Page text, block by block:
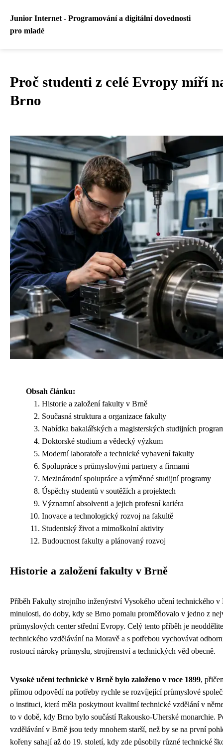
Junior Internet - Programování a digitální dovednosti
pro mladé
Proč studenti z celé Evropy míří
Brno
Obsah článku:
Historie a založení fakulty v Brně
Současná struktura a organizace fakulty
Nabídka bakalářských a magisterských studijních
Doktorské studium a vědecký výzkum
Moderní laboratoře a technické vybavení fakulty
Spolupráce s průmyslovými partnery a firmami
Mezinárodní spolupráce a výměnné studijní programy
Úspěchy studentů v soutěžích a projektech
Významní absolventi a jejich profesní kariéra
Inovace a technologický rozvoj na fakultě
Studentský život a mimoškolní aktivity
Budoucnost fakulty a plánovaný rozvoj
Historie a založení fakulty v Brně
Příběh Fakulty strojního inženýrství Vysokého učení technického v
minulosti, do doby, kdy se Brno pomalu proměňovalo v jedno z
průmyslových center střední Evropy. Celý tento příběh je
technického vzdělávání na Moravě a s potřebou vychovávat
rostoucí nároky průmyslu, strojírenství a technických věd obecně.
Vysoké učení technické v Brně bylo založeno v roce 1899,
přímou odpovědí na potřeby rychle se rozvíjející průmyslové
o instituci, která měla poskytnout kvalitní technické vzdělání v
to v době, kdy Brno bylo součástí Rakousko-Uherské monarchie.
vzdělávání v Brně jsou tedy mnohem starší, než by se na první
kořeny sahají až do 19. století, kdy zde působily různé technické